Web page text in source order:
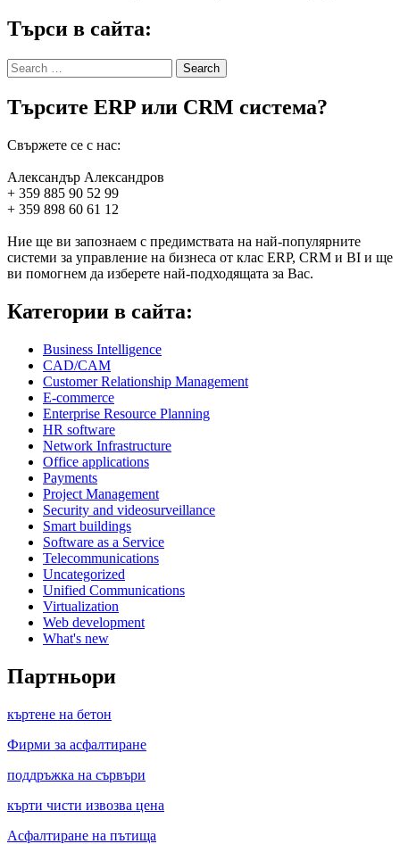
Търси в сайта:
Search
for:
Търсите ERP или CRM система?
Свържете се с нас:
Александър Александров
+ 359 885 90 52 99
+ 359 898 60 61 12
Ние ще ви запознаем с предимствата на най-популярните
системи за управление на бизнеса от клас ERP, CRM и BI и ще
ви помогнем да изберете най-подходящата за Вас.
Категории в сайта:
Business Intelligence
CAD/CAM
Customer Relationship Management
E-commerce
Enterprise Resource Planning
HR software
Network Infrastructure
Office applications
Payments
Project Management
Security and videosurveillance
Smart buildings
Software as a Service
Telecommunications
Uncategorized
Unified Communications
Virtualization
Web development
What's new
Партньори
къртене на бетон
Фирми за асфалтиране
поддръжка на сървъри
кърти чисти извозва цена
Асфалтиране на пътища